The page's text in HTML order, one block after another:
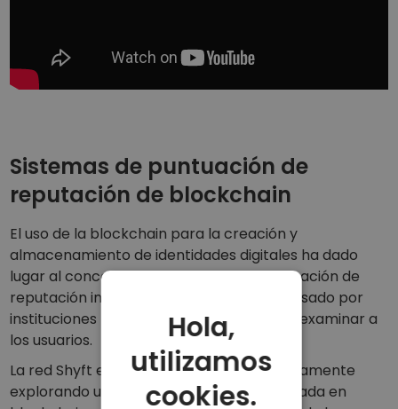
Sistemas de puntuación de
reputación de blockchain
El uso de la blockchain para la creación y
almacenamiento de identidades digitales ha dado
lugar al concepto de un sistema de puntuación de
reputación inmutable, el cual podría ser usado por
instituciones financieras y por otros para examinar a
los usuarios.
La red Shyft es una startup que está activamente
explorando una solución de identidad basada en
Hola,
utilizamos
cookies.